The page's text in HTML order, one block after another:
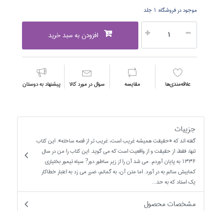
موجود در فروشگاه: 1 جلد
افزودن به سبد خرید
علاقه‌مندي‌ها مقايسه سوال در مورد كالا پیشنهاد به دوستان
جزییات
گفته اند که «حقيقت هميشه غريب است، غريب تر از قصه ساخته». اين کتاب
تنها، فقط، از حقيقت و از واقعيت است که مي گويد. اين کتاب را من در سال
1336 به پايان آوردم. مي شد آن را از زير ساطور دور? سياه تيمور بختياري
کمابيش سالم به در آورد. اما متن آن، به گمانم، ضرر مي زد به اعتبار خطاکار
يک استاد که به حد...
مشخصات محصول